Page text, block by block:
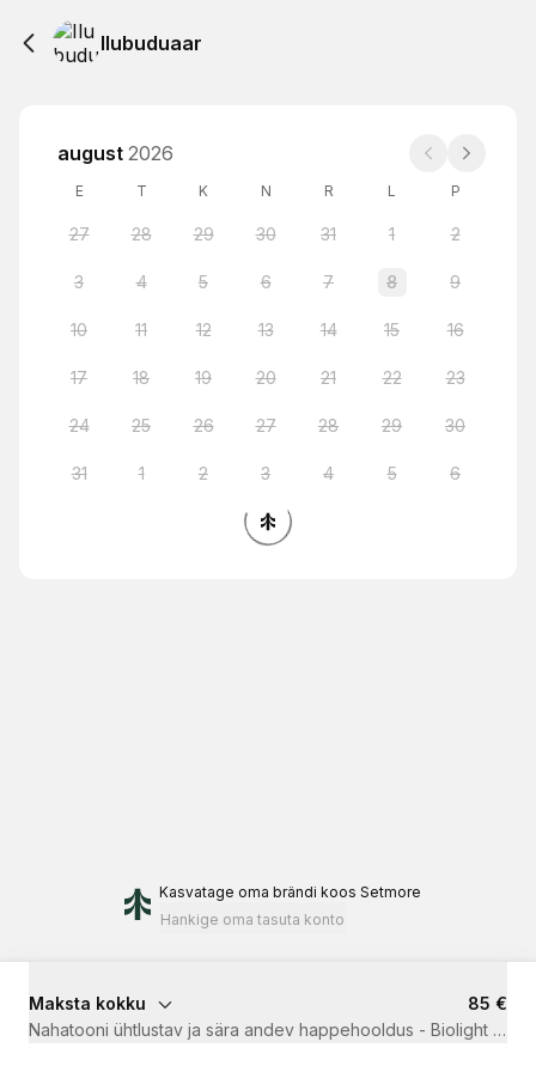
Ilubuduaar
august 2026
E T K N R L P
27 28 29 30 31 1 2
3 4 5 6 7 8 9
10 11 12 13 14 15 16
17 18 19 20 21 22 23
24 25 26 27 28 29 30
31 1 2 3 4 5 6
Kasvatage oma brändi koos Setmore
Hankige oma tasuta konto
Maksta kokku
85 €
Nahatooni ühtlustav ja sära andev happehooldus - Biolight